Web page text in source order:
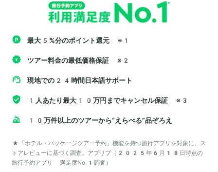
最大5%分のポイント還元 ※1
ツアー料金の最低価格保証 ※2
現地での24時間日本語サポート
1人あたり最大10万円までキャンセル保証 ※3
10万件以上のツアーから“えらべる”品ぞろえ
*「ホテル・パッケージツアー予約」機能を持つ旅行アプリを対象に、ス
トアレビューに基づく調査。アプリブ（2025年6月18日時点の
旅行予約アプリ 満足度No.1調査）